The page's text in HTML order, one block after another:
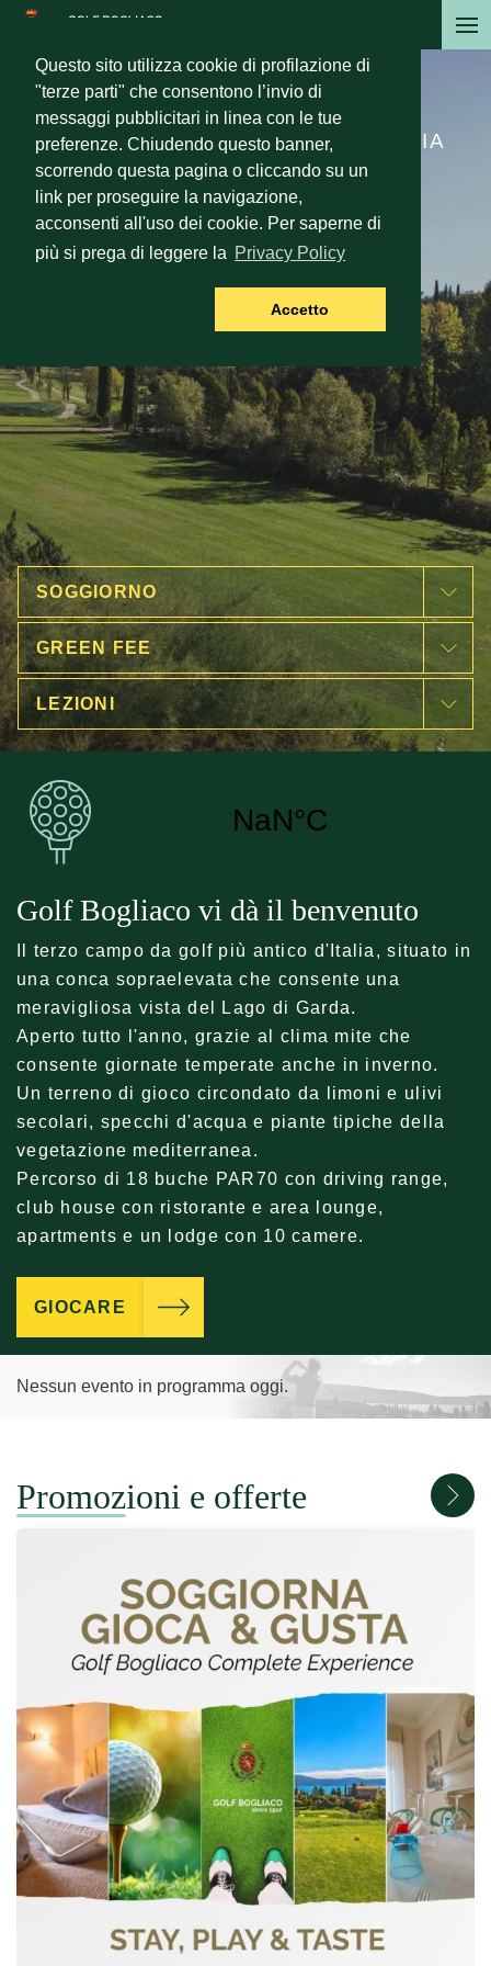
Questo sito utilizza cookie di profilazione di
"terze parti" che consentono l’invio di
messaggi pubblicitari in linea con le tue
preferenze. Chiudendo questo banner,
scorrendo questa pagina o cliccando su un
link per proseguire la navigazione,
acconsenti all'uso dei cookie. Per saperne di
più si prega di leggere la Privacy Policy
Accetto
Salta
contenuto
principale
Since 1912
TERZO CAMPO PIU' ANTICO D'ITALIA
SOGGIORNO
GREEN FEE
LEZIONI
Golf Bogliaco vi dà il benvenuto
Il terzo campo da golf più antico d'Italia, situato in
una conca sopraelevata che consente una
meravigliosa vista del Lago di Garda.
Aperto tutto l'anno, grazie al clima mite che
consente giornate temperate anche in inverno.
Un terreno di gioco circondato da limoni e ulivi
secolari, specchi d'acqua e piante tipiche della
vegetazione mediterranea.
Percorso di 18 buche PAR70 con driving range,
club house con ristorante e area lounge,
apartments e un lodge con 10 camere.
GIOCARE
Nessun evento in programma oggi.
Promozioni e offerte